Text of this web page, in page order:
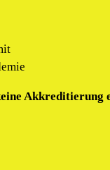
Akkreditierung